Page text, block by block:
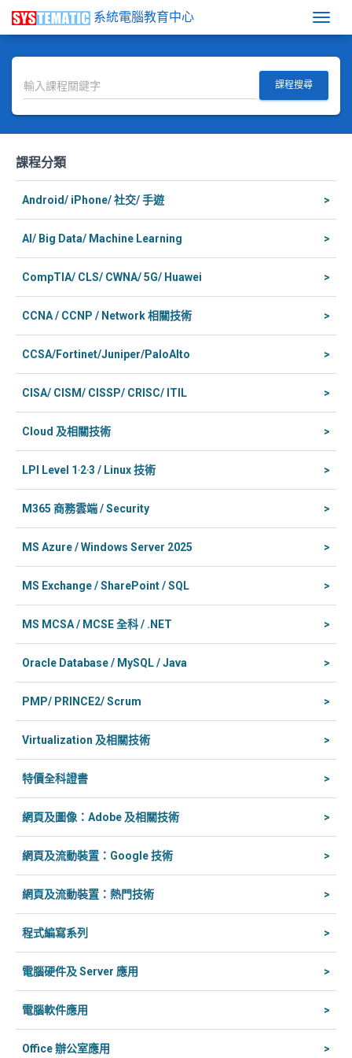
系統電腦教育中心
課程搜尋
課程分類
Android/ iPhone/ 社交/ 手遊 >
AI/ Big Data/ Machine Learning >
CompTIA/ CLS/ CWNA/ 5G/ Huawei >
CCNA / CCNP / Network 相關技術 >
CCSA/Fortinet/Juniper/PaloAlto >
CISA/ CISM/ CISSP/ CRISC/ ITIL >
Cloud 及相關技術 >
LPI Level 1‧2‧3 / Linux 技術 >
M365 商務雲端 / Security >
MS Azure / Windows Server 2025 >
MS Exchange / SharePoint / SQL >
MS MCSA / MCSE 全科 / .NET >
Oracle Database / MySQL / Java >
PMP/ PRINCE2/ Scrum >
Virtualization 及相關技術 >
特價全科證書 >
網頁及圖像：Adobe 及相關技術 >
網頁及流動裝置：Google 技術 >
網頁及流動裝置：熱門技術 >
程式編寫系列 >
電腦硬件及 Server 應用 >
電腦軟件應用 >
Office 辦公室應用 >